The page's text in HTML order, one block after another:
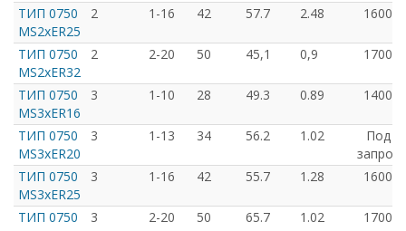
ТИП 0750
MS2xER25
2 1-16 42 57.7 2.48 1600
ТИП 0750
MS2xER32
2 2-20 50 45,1 0,9 1700
ТИП 0750
MS3xER16
3 1-10 28 49.3 0.89 1400
ТИП 0750
MS3xER20
3 1-13 34 56.2 1.02
Под
запрос
ТИП 0750
MS3xER25
3 1-16 42 55.7 1.28 1600
ТИП 0750
3 2-20 50 65.7 1.02 1700